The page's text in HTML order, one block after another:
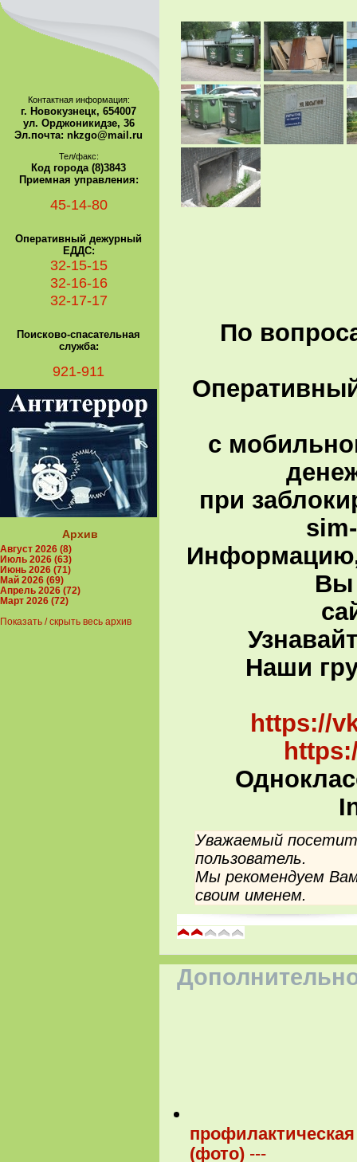
По
с
при
Вы
Наши
https://
Уважаемый
пользователь.
Мы рекомендуем
своим именем.
(фото) ---
Контактная информация:
г. Новокузнецк, 654007
ул. Орджоникидзе, 36
Эл.почта: nkzgo@mail.ru
Тел/факс:
Код города (8)3843
Приемная управления:
45-14-80
Оперативный дежурный
ЕДДС:
32-15-15
32-16-16
32-17-17
Поисково-спасательная
служба:
921-911
Архив
Август 2026 (8)
Июль 2026 (63)
Июнь 2026 (71)
Май 2026 (69)
Апрель 2026 (72)
Март 2026 (72)
Показать / скрыть весь архив